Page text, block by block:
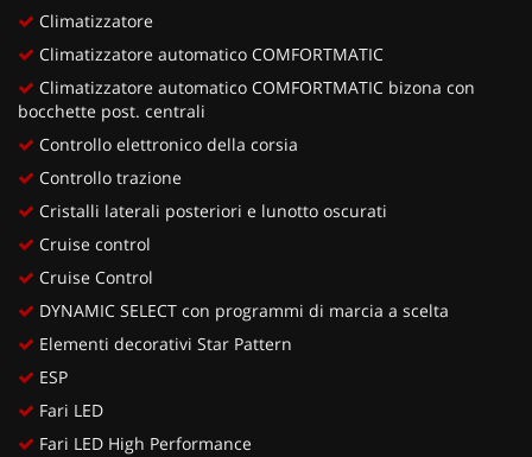
Climatizzatore
Climatizzatore automatico COMFORTMATIC
Climatizzatore automatico COMFORTMATIC bizona con
bocchette post. centrali
Controllo elettronico della corsia
Controllo trazione
Cristalli laterali posteriori e lunotto oscurati
Cruise control
Cruise Control
DYNAMIC SELECT con programmi di marcia a scelta
Elementi decorativi Star Pattern
ESP
Fari LED
Fari LED High Performance